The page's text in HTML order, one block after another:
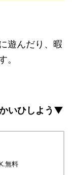
遊んだり、暇
。
いひしよう▼
無料